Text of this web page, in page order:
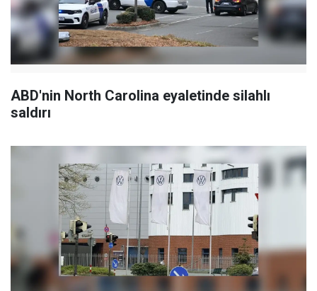
ABD'nin North Carolina eyaletinde silahlı
saldırı